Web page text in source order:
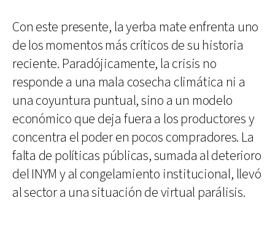
Con este presente, la yerba mate enfrenta uno
de los momentos más críticos de su historia
reciente. Paradójicamente, la crisis no
responde a una mala cosecha climática ni a
una coyuntura puntual, sino a un modelo
económico que deja fuera a los productores y
concentra el poder en pocos compradores. La
falta de políticas públicas, sumada al deterioro
del INYM y al congelamiento institucional, llevó
al sector a una situación de virtual parálisis.